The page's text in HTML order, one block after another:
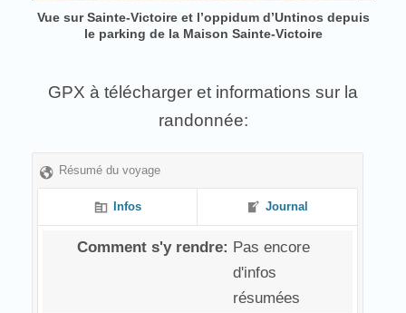
Vue sur Sainte-Victoire et l’oppidum d’Untinos depuis
le parking de la Maison Sainte-Victoire
GPX à télécharger et informations sur la
randonnée:
Résumé du voyage
Infos Journal
Comment s'y rendre: Pas encore
d'infos
résumées